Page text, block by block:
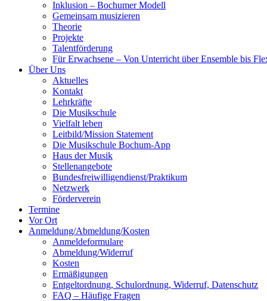
Inklusion – Bochumer Modell
Gemeinsam musizieren
Theorie
Projekte
Talentförderung
Für Erwachsene – Von Unterricht über Ensemble bis
Über Uns
Aktuelles
Kontakt
Lehrkräfte
Die Musikschule
Vielfalt leben
Leitbild/Mission Statement
Die Musikschule Bochum-App
Haus der Musik
Stellenangebote
Bundesfreiwilligendienst/Praktikum
Netzwerk
Förderverein
Termine
Vor Ort
Anmeldung/Abmeldung/Kosten
Anmeldeformulare
Abmeldung/Widerruf
Kosten
Ermäßigungen
Entgeltordnung, Schulordnung, Widerruf, Datenschutz
FAQ – Häufige Fragen